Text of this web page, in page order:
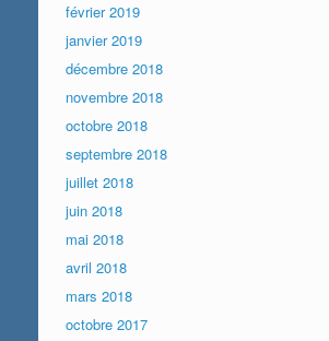
février 2019
janvier 2019
décembre 2018
novembre 2018
octobre 2018
septembre 2018
juillet 2018
juin 2018
mai 2018
avril 2018
mars 2018
octobre 2017